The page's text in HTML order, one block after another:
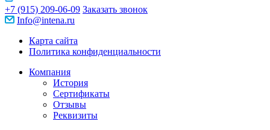
+7 (915) 209-06-09 Заказать звонок
Info@intena.ru
Карта сайта
Политика конфиденциальности
Компания
История
Сертификаты
Отзывы
Реквизиты